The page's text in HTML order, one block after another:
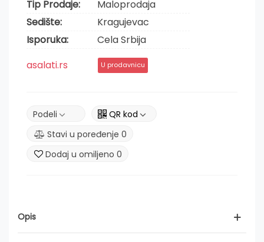
Tip Prodaje:
Maloprodaja
Sedište:
Kragujevac
Isporuka:
Cela Srbija
asalati.rs
U prodavnicu
Podeli
QR kod
Stavi u poređenje 0
Dodaj u omiljeno 0
Opis